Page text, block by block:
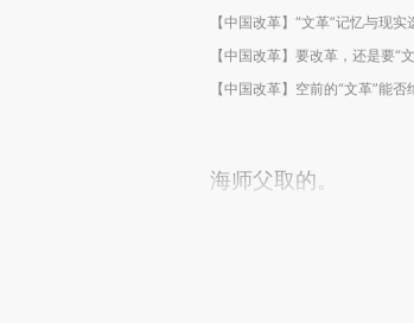
【中国改革】“文革”记忆与现实
【中国改革】要改革，还是要“
【中国改革】空前的“文革”能否
海师父取的。